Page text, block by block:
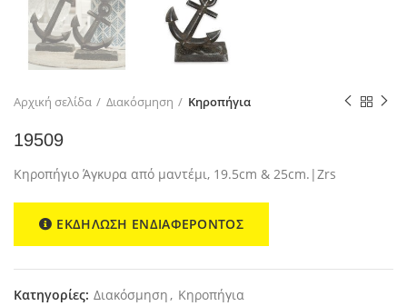
Αρχική σελίδα Διακόσμηση Κηροπήγια
19509
Κηροπήγιο Άγκυρα από μαντέμι, 19.5cm & 25cm.|Zrs
ΕΚΔΗΛΩΣΗ ΕΝΔΙΑΦΕΡΟΝΤΟΣ
Κατηγορίες: Διακόσμηση , Κηροπήγια